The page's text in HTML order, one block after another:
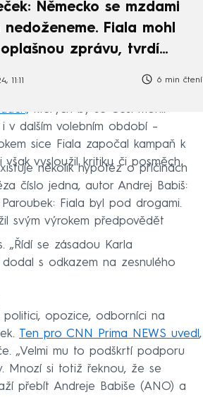
Německo se mzdami
nedoženeme. Fiala mohl
zprávu, tvrdí
11:11 6 min čtení
kterých by se Češi mohli
dalším volebním období –
sice Fiala započal kampaň k
vysloužil kritiku či posměch.
několik hypotéz o příčinách
číslo jedna, autor Andrej Babiš:
Fiala byl pod drogami.
svým výrokem předpovědět
„Řídí se zásadou Karla
dodal s odkazem na zesnulého
politici, opozice, odborníci na
Ten pro CNN Prima NEWS uvedl ,
„Velmi mu to podškrtí podporu
Mnozí si totiž řeknou, že se
přebít Andreje Babiše (ANO) a